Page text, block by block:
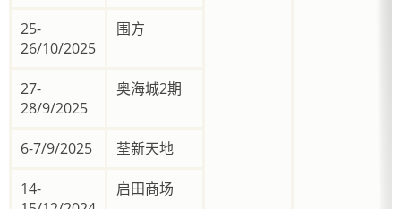
25-
26/10/2025
围方
27-
28/9/2025
奥海城2期
6-7/9/2025 荃新天地
14-
启田商场